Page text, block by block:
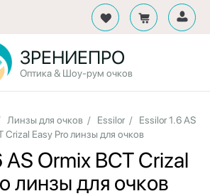
ЗРЕНИЕПРО
Оптика & Шоу-рум очков
Линзы для очков / Essilor /Essilor 1.6 AS
Crizal Easy Pro линзы для очков
AS Ormix BCT Crizal
линзы для очков